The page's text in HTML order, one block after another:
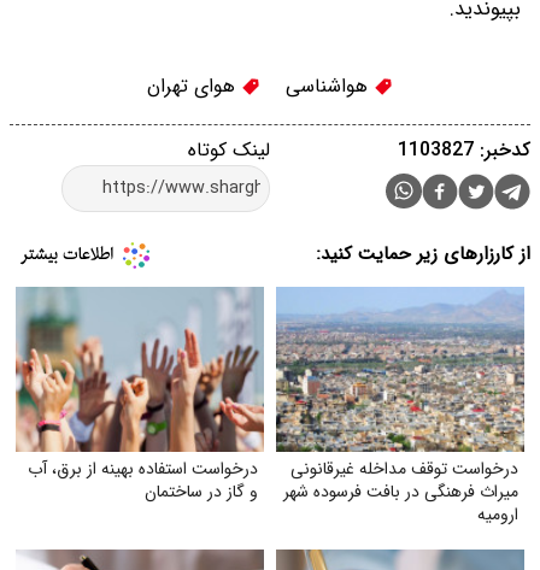
بپیوندید.
هواشناسی هوای تهران
لینک کوتاه کدخبر: 1103827
از کارزارهای زیر حمایت کنید:
درخواست توقف مداخله غیرقانونی
میراث فرهنگی در بافت فرسوده شهر
ارومیه
درخواست استفاده بهینه از برق، آب
و گاز در ساختمان